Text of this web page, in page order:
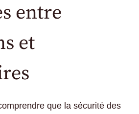
entre
et
que la sécurité des